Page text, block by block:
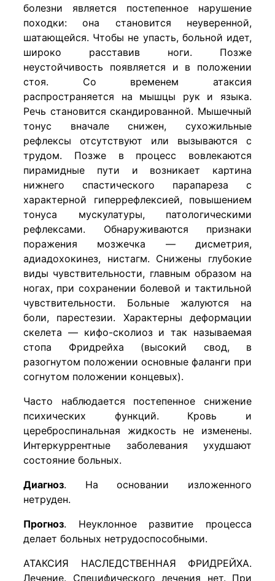
болезни является постепенное нарушение
походки: она становится неуверенной,
шатающейся. Чтобы не упасть, больной идет,
широко расставив ноги. Позже
неустойчивость появляется и в положении
стоя. Со временем атаксия
распространяется на мышцы рук и языка.
Речь становится скандированной. Мышечный
тонус вначале снижен, сухожильные
рефлексы отсутствуют или вызываются с
трудом. Позже в процесс вовлекаются
пирамидные пути и возникает картина
нижнего спастического парапареза с
характерной гиперрефлексией, повышением
тонуса мускулатуры, патологическими
рефлексами. Обнаруживаются признаки
поражения мозжечка — дисметрия,
адиадохокинез, нистагм. Снижены глубокие
виды чувствительности, главным образом на
ногах, при сохранении болевой и тактильной
чувствительности. Больные жалуются на
боли, парестезии. Характерны деформации
скелета — кифо-сколиоз и так называемая
стопа Фридрейха (высокий свод, в
разогнутом положении основные фаланги при
согнутом положении концевых).
Часто наблюдается постепенное снижение
психических функций. Кровь и
цереброспинальная жидкость не изменены.
Интеркуррентные заболевания ухудшают
состояние больных.
Диагноз. На основании изложенного
нетруден.
Прогноз. Неуклонное развитие процесса
делает больных нетрудоспособными.
АТАКСИЯ НАСЛЕДСТВЕННАЯ ФРИДРЕЙХА.
Лечение. Специфического лечения нет. При